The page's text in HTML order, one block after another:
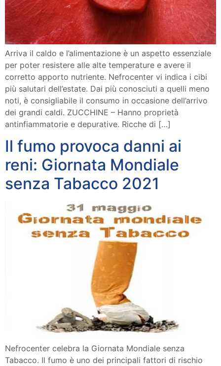
Arriva il caldo e l’alimentazione è un aspetto essenziale
per poter resistere alle alte temperature e avere il
corretto apporto nutriente. Nefrocenter vi indica i cibi
più salutari dell’estate. Dai più conosciuti a quelli meno
noti, è consigliabile il consumo in occasione dell’arrivo
dei grandi caldi. ZUCCHINE – Hanno proprietà
antinfiammatorie e depurative. Ricche di […]
Il fumo provoca danni ai
reni: Giornata Mondiale
senza Tabacco 2021
Nefrocenter celebra la Giornata Mondiale senza
Tabacco. Il fumo è uno dei principali fattori di rischio